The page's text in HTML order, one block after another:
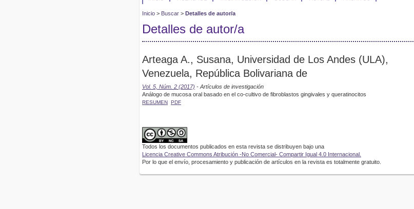
Inicio > Buscar > Detalles de autor/a
Detalles de autor/a
Arteaga A., Susana, Universidad de Los Andes (ULA),
Venezuela, República Bolivariana de
Vol. 5, Núm. 2 (2017) - Artículos de investigación
Análogo de mucosa oral basado en el co-cultivo de fibroblastos gingivales y queratinocitos
RESUMEN PDF
Todos los documentos publicados en esta revista se distribuyen bajo una
Licencia Creative Commons Atribución -No Comercial- Compartir Igual 4.0 Internacional.
Por lo que el envío, procesamiento y publicación de artículos en la revista es totalmente gratuito.